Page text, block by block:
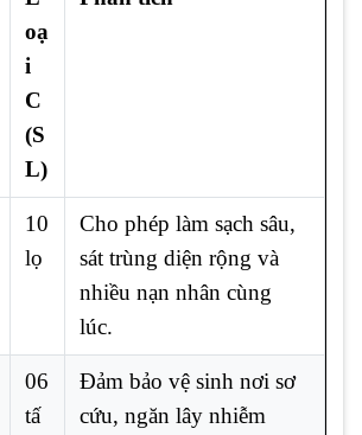
oạ
i
C
(S
L)
10
lọ
Cho phép làm sạch sâu,
sát trùng diện rộng và
nhiều nạn nhân cùng
lúc.
06
tấ
Đảm bảo vệ sinh nơi sơ
cứu, ngăn lây nhiễm